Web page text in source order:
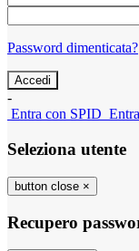
Password dimenticata?
-
Entra con SPID
Seleziona utente
button close ×
Recupero